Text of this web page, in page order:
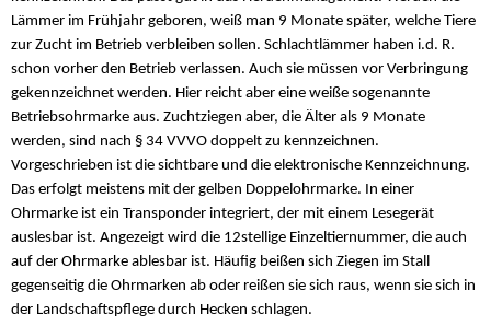
Lämmer im Frühjahr geboren, weiß man 9 Monate später, welche Tiere
zur Zucht im Betrieb verbleiben sollen. Schlachtlämmer haben i.d. R.
schon vorher den Betrieb verlassen. Auch sie müssen vor Verbringung
gekennzeichnet werden. Hier reicht aber eine weiße sogenannte
Betriebsohrmarke aus. Zuchtziegen aber, die Älter als 9 Monate
werden, sind nach § 34 VVVO doppelt zu kennzeichnen.
Vorgeschrieben ist die sichtbare und die elektronische Kennzeichnung.
Das erfolgt meistens mit der gelben Doppelohrmarke. In einer
Ohrmarke ist ein Transponder integriert, der mit einem Lesegerät
auslesbar ist. Angezeigt wird die 12stellige Einzeltiernummer, die auch
auf der Ohrmarke ablesbar ist. Häufig beißen sich Ziegen im Stall
gegenseitig die Ohrmarken ab oder reißen sie sich raus, wenn sie sich in
der Landschaftspflege durch Hecken schlagen.